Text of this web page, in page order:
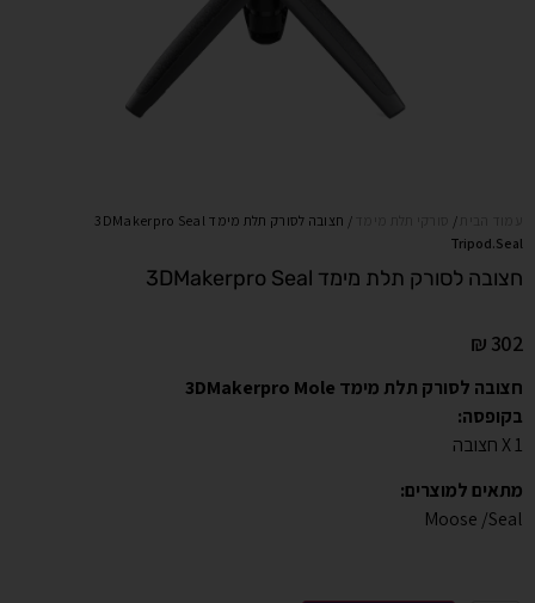
/
/ חצובה לסורק תלת מימד 3DMakerpro Seal
Tripod.Seal
חצובה לסורק תלת מימד 3DMakerpro Seal
₪ 302
חצובה לסורק תלת מימד 3DMakerpro Mole
בקופסה:
X 1 חצובה
מתאים למוצרים:
Moose /Seal